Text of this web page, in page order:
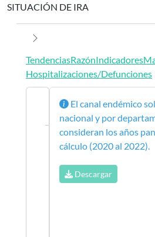
SITUACIÓN DE IRA
TendenciasRazónIndicadores
Hospitalizaciones/Defunciones
El canal endémico
nacional y por
consideran los años
cálculo (2020 al 2022).
Descargar